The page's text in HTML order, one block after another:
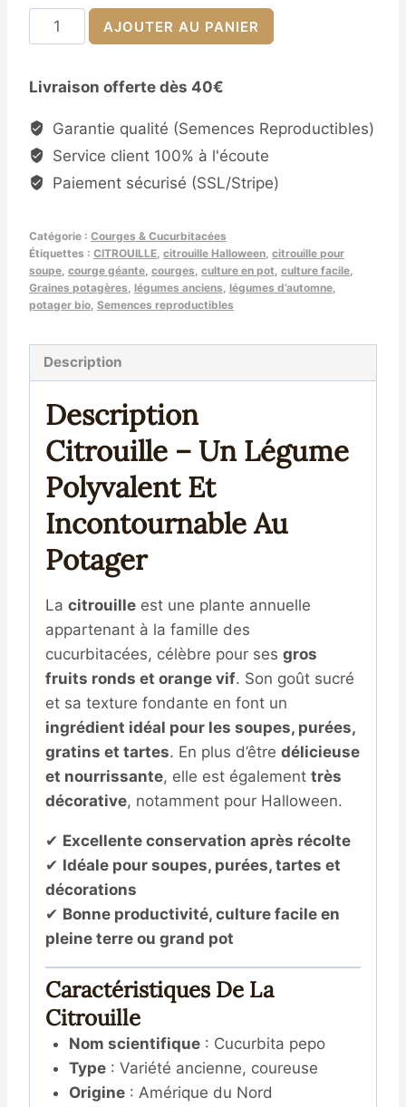
quantité
de
de
Citrouille
(Cucurbita
pepo)
AJOUTER AU PANIER
Livraison offerte dès 40€
Garantie qualité (Semences Reproductibles)
Service client 100% à l'écoute
Paiement sécurisé (SSL/Stripe)
Catégorie : Courges & Cucurbitacées
Étiquettes : CITROUILLE citrouille Halloween citrouille pour
soupe courge géante courges culture en pot culture facile
Graines potagères légumes anciens légumes d’automne
potager bio Semences reproductibles
Description
Description
Citrouille – Un Légume
Polyvalent Et
Incontournable Au
Potager
La citrouille est une plante annuelle
appartenant à la famille des
cucurbitacées, célèbre pour ses gros
fruits ronds et orange vif. Son goût sucré
et sa texture fondante en font un
ingrédient idéal pour les soupes, purées,
gratins et tartes. En plus d’être délicieuse
et nourrissante, elle est également très
décorative, notamment pour Halloween.
✔ Excellente conservation après récolte
✔ Idéale pour soupes, purées, tartes et
décorations
✔ Bonne productivité, culture facile en
pleine terre ou grand pot
Caractéristiques De La
Citrouille
Nom scientifique: Cucurbita pepo
Type: Variété ancienne, coureuse
Origine: Amérique du Nord